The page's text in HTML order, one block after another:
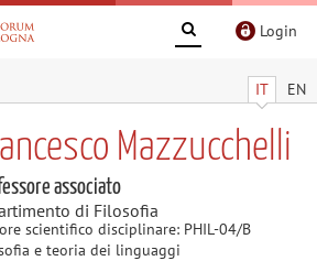
Login
IT EN
Mazzucchelli
associato
di Filosofia
scientifico disciplinare: PHIL-04/B
e teoria dei linguaggi